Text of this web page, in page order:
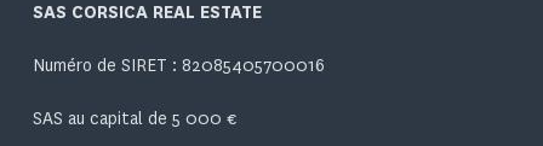
SAS CORSICA REAL ESTATE
Numéro de SIRET : 82085405700016
SAS au capital de 5 000 €